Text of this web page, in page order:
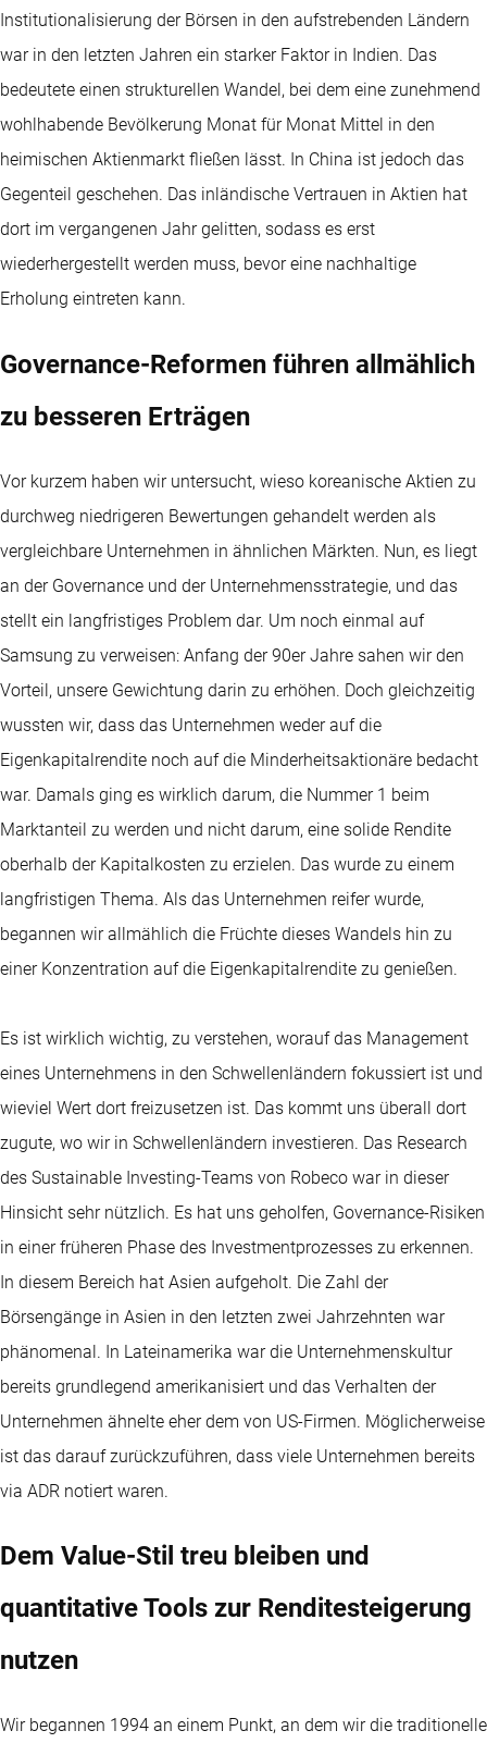
Institutionalisierung der Börsen in den aufstrebenden Ländern
war in den letzten Jahren ein starker Faktor in Indien. Das
bedeutete einen strukturellen Wandel, bei dem eine zunehmend
wohlhabende Bevölkerung Monat für Monat Mittel in den
heimischen Aktienmarkt fließen lässt. In China ist jedoch das
Gegenteil geschehen. Das inländische Vertrauen in Aktien hat
dort im vergangenen Jahr gelitten, sodass es erst
wiederhergestellt werden muss, bevor eine nachhaltige
Erholung eintreten kann.
Governance-Reformen führen allmählich
zu besseren Erträgen
Vor kurzem haben wir untersucht, wieso koreanische Aktien zu
durchweg niedrigeren Bewertungen gehandelt werden als
vergleichbare Unternehmen in ähnlichen Märkten. Nun, es liegt
an der Governance und der Unternehmensstrategie, und das
stellt ein langfristiges Problem dar. Um noch einmal auf
Samsung zu verweisen: Anfang der 90er Jahre sahen wir den
Vorteil, unsere Gewichtung darin zu erhöhen. Doch gleichzeitig
wussten wir, dass das Unternehmen weder auf die
Eigenkapitalrendite noch auf die Minderheitsaktionäre bedacht
war. Damals ging es wirklich darum, die Nummer 1 beim
Marktanteil zu werden und nicht darum, eine solide Rendite
oberhalb der Kapitalkosten zu erzielen. Das wurde zu einem
langfristigen Thema. Als das Unternehmen reifer wurde,
begannen wir allmählich die Früchte dieses Wandels hin zu
einer Konzentration auf die Eigenkapitalrendite zu genießen.
Es ist wirklich wichtig, zu verstehen, worauf das Management
eines Unternehmens in den Schwellenländern fokussiert ist und
wieviel Wert dort freizusetzen ist. Das kommt uns überall dort
zugute, wo wir in Schwellenländern investieren. Das Research
des Sustainable Investing-Teams von Robeco war in dieser
Hinsicht sehr nützlich. Es hat uns geholfen, Governance-Risiken
in einer früheren Phase des Investmentprozesses zu erkennen.
In diesem Bereich hat Asien aufgeholt. Die Zahl der
Börsengänge in Asien in den letzten zwei Jahrzehnten war
phänomenal. In Lateinamerika war die Unternehmenskultur
bereits grundlegend amerikanisiert und das Verhalten der
Unternehmen ähnelte eher dem von US-Firmen. Möglicherweise
ist das darauf zurückzuführen, dass viele Unternehmen bereits
via ADR notiert waren.
Dem Value-Stil treu bleiben und
quantitative Tools zur Renditesteigerung
nutzen
Wir begannen 1994 an einem Punkt, an dem wir die traditionelle